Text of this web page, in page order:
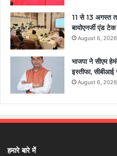
11 से 13 अगस्त
बायोएनर्जी एंड
August 6, 2026
भाजपा ने सीएम
इस्तीफा,
August 6, 2026
हमारे बारे में